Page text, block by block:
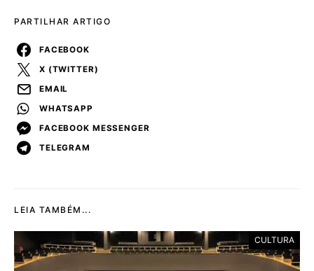
PARTILHAR ARTIGO
FACEBOOK
X (TWITTER)
EMAIL
WHATSAPP
FACEBOOK MESSENGER
TELEGRAM
LEIA TAMBÉM...
CULTURA